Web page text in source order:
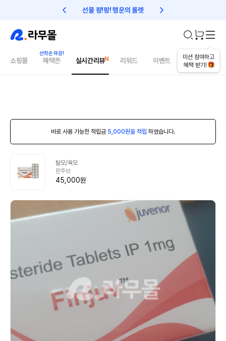
선물 팡!팡! 행운의 룰렛 친구초대 1만원 리워드!
미션 참여하고
혜택 받기!
쇼핑몰 혜택존 실시간리뷰 리워드 이벤트 건강매거진
바로 사용 가능한 적립금 5,000원을 적립 하였습니다.
탈모/육모
핀주브
45,000원